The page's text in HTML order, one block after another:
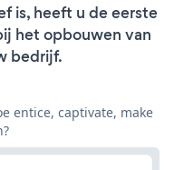
is, heeft u de eerste
het opbouwen van
bedrijf.
entice, captivate, make